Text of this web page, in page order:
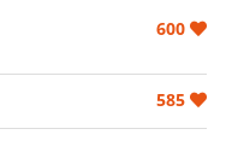
600
585